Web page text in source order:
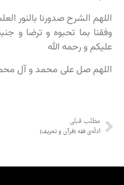
اللهم الشرح صدورنا بالنور
وفقنا بما تحبوه و ترضا و
علیکم و رحمه الله
اللهم صل علی محمد و آل
مطلب قبلی
ادلّه‌ی فقه (قرآن و تحریف)